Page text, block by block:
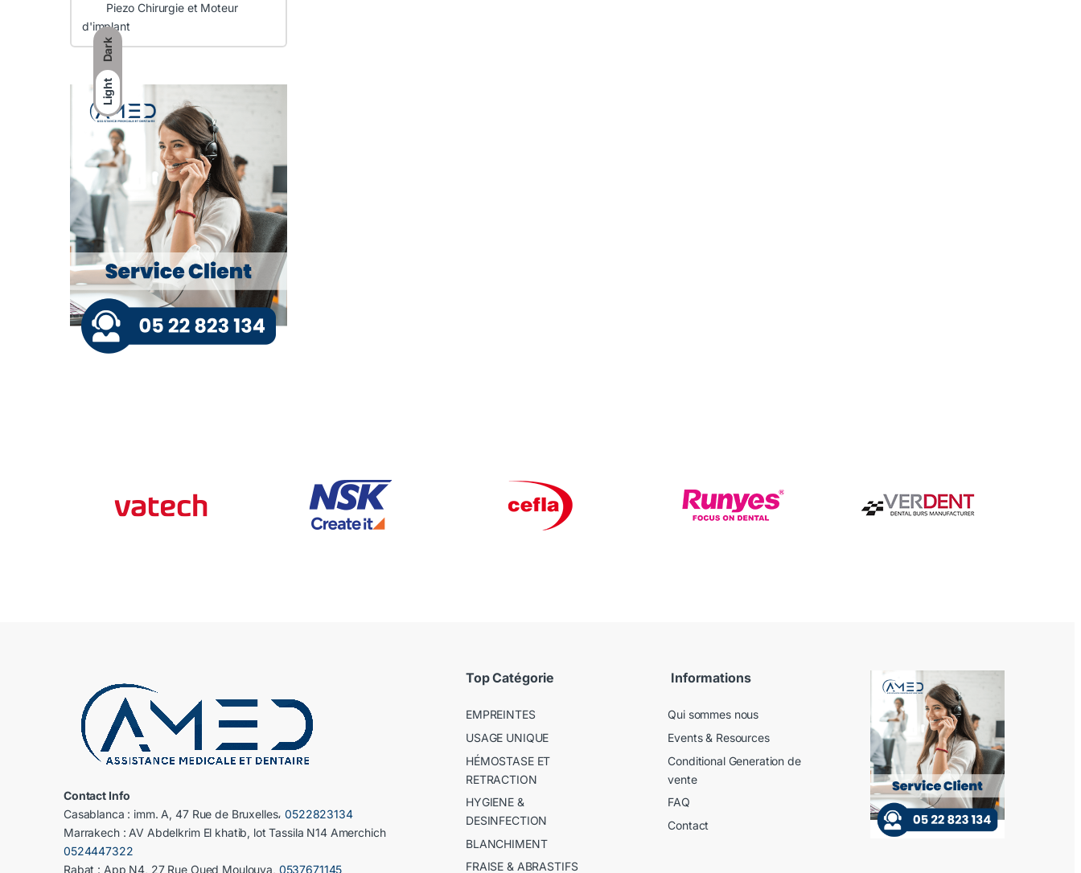
Dark
Light
Piezo Chirurgie et Moteur
d'implant
Contact Info
Casablanca : imm. A, 47 Rue de Bruxelles،0522823134
Marrakech : AV Abdelkrim El khatib, lot Tassila N14 Amerchich
0524447322
Rabat : App N4, 27 Rue Oued Moulouya, 0537671145
Top Catégorie
EMPREINTES
USAGE UNIQUE
HÉMOSTASE ET
RETRACTION
HYGIENE &
DESINFECTION
BLANCHIMENT
FRAISE & ABRASTIFS
Informations
Qui sommes nous
Events & Resources
Conditional Generation de
vente
FAQ
Contact